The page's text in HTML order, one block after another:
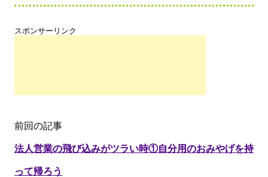
スポンサーリンク
前回の記事
法人営業の飛び込みがツラい時①自分用のおみやげを持
って帰ろう